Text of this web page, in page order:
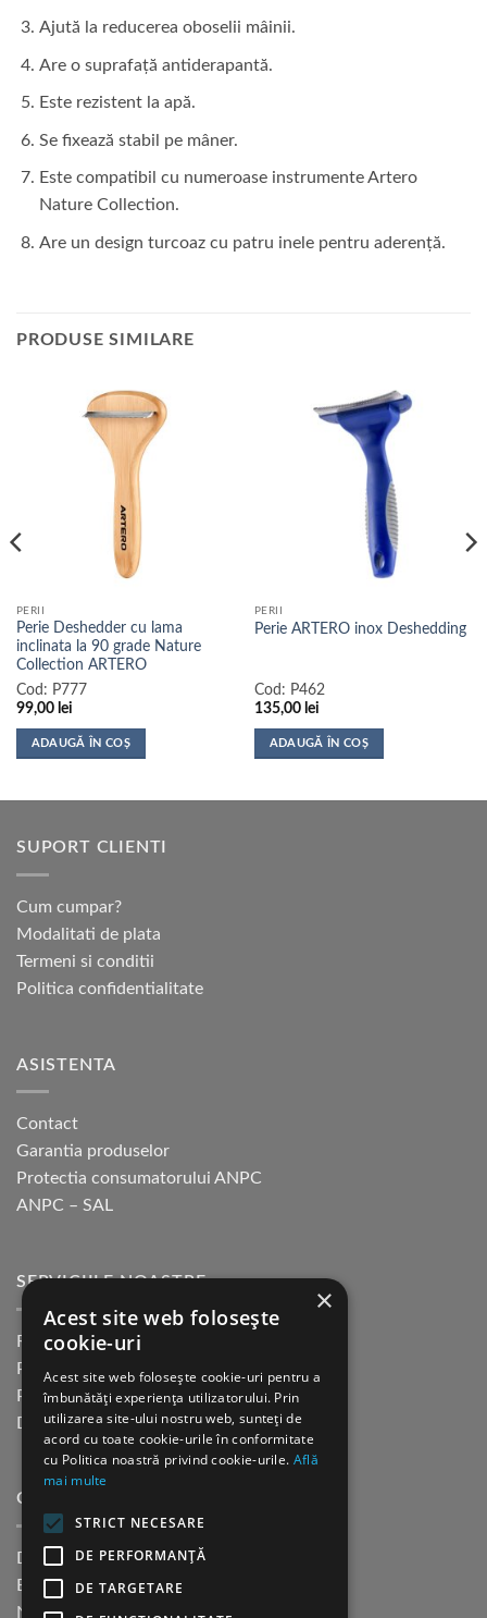
Ajută la reducerea oboselii mâinii.
Are o suprafață antiderapantă.
Este rezistent la apă.
Se fixează stabil pe mâner.
Este compatibil cu numeroase instrumente Artero
Nature Collection.
Are un design turcoaz cu patru inele pentru aderență.
PRODUSE SIMILARE
PERII
Perie Deshedder cu lama
inclinata la 90 grade Nature
Collection ARTERO
Cod: P777
99,00 lei
ADAUGĂ ÎN COȘ
PERII
Perie ARTERO inox Deshedding
Cod: P462
135,00 lei
ADAUGĂ ÎN COȘ
SUPORT CLIENTI
Cum cumpar?
Modalitati de plata
Termeni si conditii
Politica confidentialitate
ASISTENTA
Contact
Garantia produselor
Protectia consumatorului ANPC
ANPC – SAL
SERVICIILE NOASTRE
Returnare in 30 de zile
Plata cu cardul Guerrilla
Plata in rate fara dobanda
Distributie sau profesionisti
CINE SUNTEM?
Despre noi
Blog
Newsletter
×
Acest site web folosește
cookie-uri
Acest site web folosește cookie-uri pentru a
îmbunătăți experiența utilizatorului. Prin
utilizarea site-ului nostru web, sunteți de
acord cu toate cookie-urile în conformitate
cu Politica noastră privind cookie-urile. Află
mai multe
STRICT NECESARE
DE PERFORMANȚĂ
DE TARGETARE